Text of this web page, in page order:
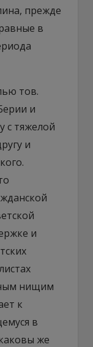
прежде
в
тов.
и
с тяжелой
и
и
нищим
к
в
же